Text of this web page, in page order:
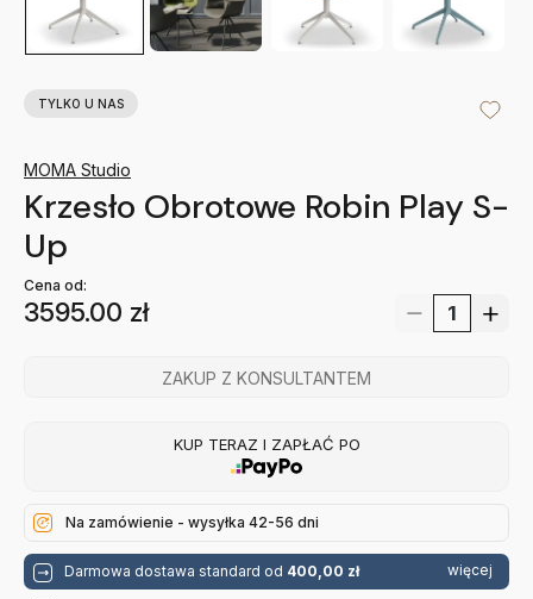
TYLKO U NAS
MOMA Studio
Krzesło Obrotowe Robin Play S-
Up
Cena od:
3595.00 zł
ZAKUP Z KONSULTANTEM
KUP TERAZ I ZAPŁAĆ PO
Na zamówienie - wysyłka 42-56 dni
Darmowa dostawa standard od 400,00 zł więcej